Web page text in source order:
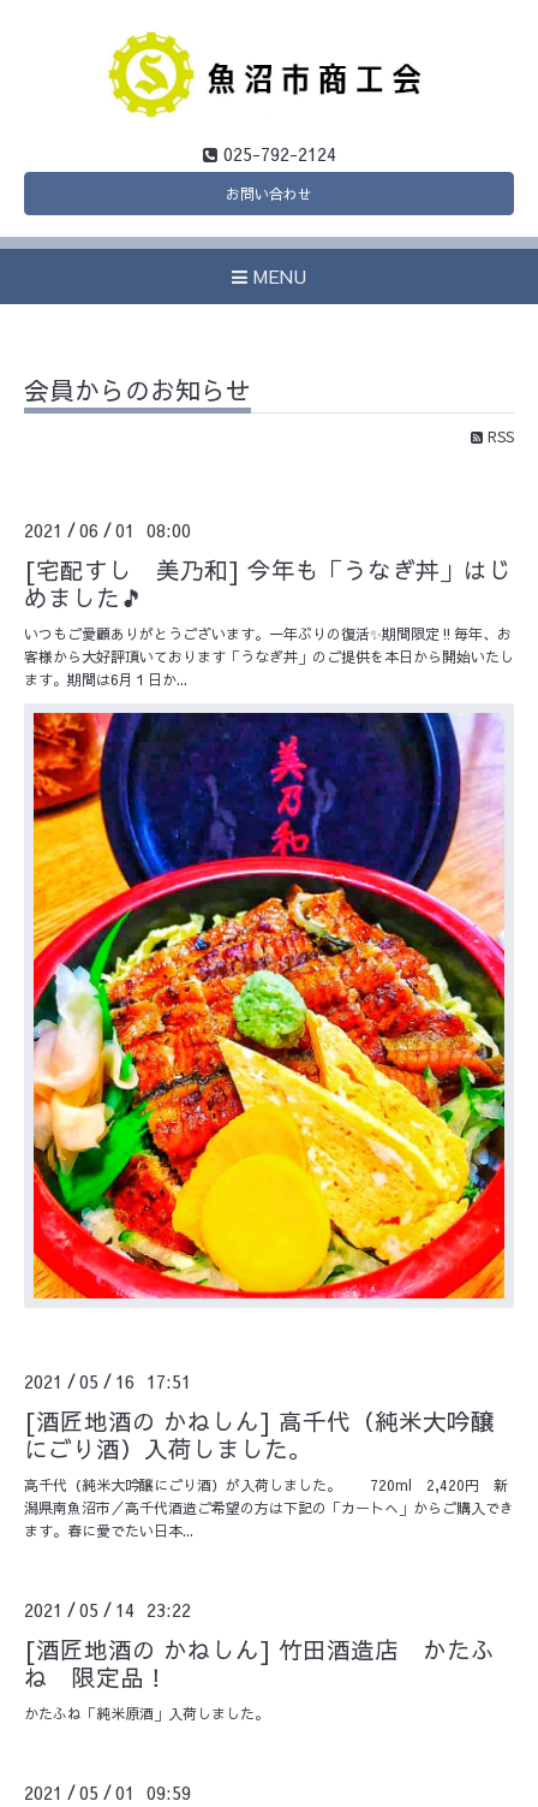
025-792-2124
お問い合わせ
MENU
会員からのお知らせ
RSS
2021 /06 /01 08:00
[宅配すし 美乃和] 今年も「うなぎ丼」はじ
めました🎵
いつもご愛顧ありがとうございます。一年ぶりの復活✨期間限定‼️毎年、お
客様から大好評頂いております「うなぎ丼」のご提供を本日から開始いたし
ます。期間は6月１日か...
2021 /05 / 16 17:51
[酒匠地酒の かねしん] 高千代（純米大吟醸
にごり酒）入荷しました。
高千代（純米大吟醸にごり酒）が入荷しました。 720ml 2,420円 新
潟県南魚沼市／高千代酒造ご希望の方は下記の「カートへ」からご購入でき
ます。春に愛でたい日本...
2021 /05 / 14 23:22
[酒匠地酒の かねしん] 竹田酒造店 かたふ
ね 限定品！
かたふね「純米原酒」入荷しました。
2021 /05 /01 09:59